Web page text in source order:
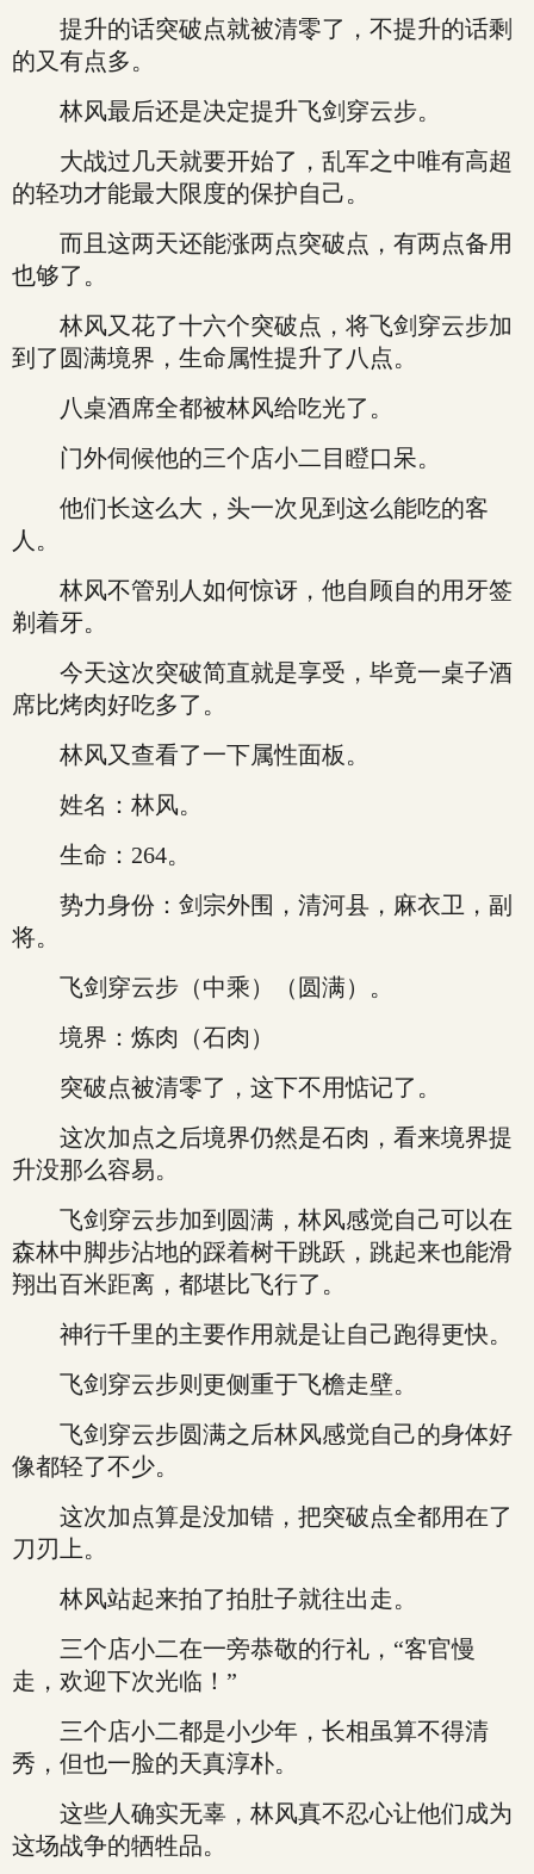
提升的话突破点就被清零了，不提升的话剩
的又有点多。
林风最后还是决定提升飞剑穿云步。
大战过几天就要开始了，乱军之中唯有高超
的轻功才能最大限度的保护自己。
而且这两天还能涨两点突破点，有两点备用
也够了。
林风又花了十六个突破点，将飞剑穿云步加
到了圆满境界，生命属性提升了八点。
八桌酒席全都被林风给吃光了。
门外伺候他的三个店小二目瞪口呆。
他们长这么大，头一次见到这么能吃的客
人。
林风不管别人如何惊讶，他自顾自的用牙签
剃着牙。
今天这次突破简直就是享受，毕竟一桌子酒
席比烤肉好吃多了。
林风又查看了一下属性面板。
姓名：林风。
生命：264。
势力身份：剑宗外围，清河县，麻衣卫，副
将。
飞剑穿云步（中乘）（圆满）。
境界：炼肉（石肉）
突破点被清零了，这下不用惦记了。
这次加点之后境界仍然是石肉，看来境界提
升没那么容易。
飞剑穿云步加到圆满，林风感觉自己可以在
森林中脚步沾地的踩着树干跳跃，跳起来也能滑
翔出百米距离，都堪比飞行了。
神行千里的主要作用就是让自己跑得更快。
飞剑穿云步则更侧重于飞檐走壁。
飞剑穿云步圆满之后林风感觉自己的身体好
像都轻了不少。
这次加点算是没加错，把突破点全都用在了
刀刃上。
林风站起来拍了拍肚子就往出走。
三个店小二在一旁恭敬的行礼，“客官慢
走，欢迎下次光临！”
三个店小二都是小少年，长相虽算不得清
秀，但也一脸的天真淳朴。
这些人确实无辜，林风真不忍心让他们成为
这场战争的牺牲品。